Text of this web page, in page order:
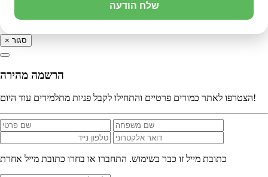
שלח הודעה
× סגור
הרשמה מהירה
הצטרפו לאתר כמורים פרטיים והתחילו לקבל פניות מתלמידים עוד היום!
כתובת מייל זו כבר בשימוש. התחברו או בחרו כתובת מייל אחרת